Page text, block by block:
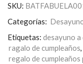
cantidad
SKU:
Categorías:
Etiquetas: desayuno a
ragalo de cumpleaños,
regalo de cumpleaños